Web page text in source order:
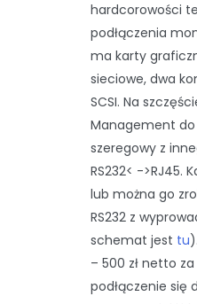
hardcorowości
podłączenia
ma karty
sieciowe, dwa
SCSI. Na
Management
szeregowy z
RS232< ->RJ45.
lub można go
RS232 z
schemat jest tu
– 500 zł netto
podłączenie się